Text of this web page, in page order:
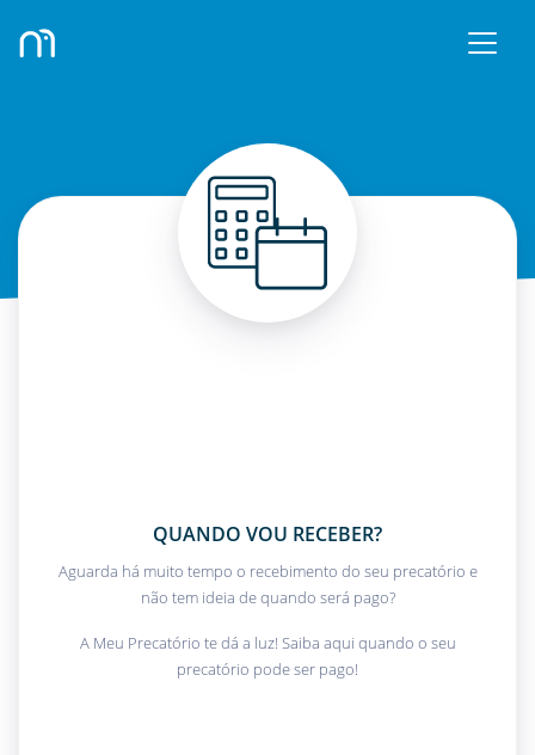
QUANDO VOU RECEBER?
Aguarda há muito tempo o recebimento do seu precatório e
não tem ideia de quando será pago?
A Meu Precatório te dá a luz! Saiba aqui quando o seu
precatório pode ser pago!